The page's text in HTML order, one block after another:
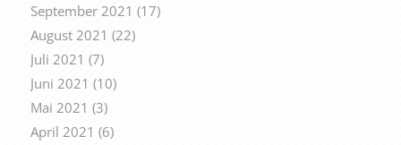
September 2021 (17)
August 2021 (22)
Juli 2021 (7)
Juni 2021 (10)
Mai 2021 (3)
April 2021 (6)